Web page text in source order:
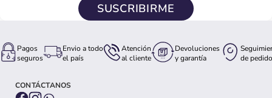
SUSCRIBIRME
Pagos
seguros
Envio a todo
el país
Atención
al cliente
Devoluciones
y garantía
de pedido
CONTÁCTANOS